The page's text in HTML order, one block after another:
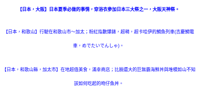
【日本，大阪】日本夏季必做的事情，穿浴衣參加日本三大祭之一，大阪天神祭。
【日本，和歌山】行駛在和歌山市～加太；粉紅指數爆錶，超萌，超卡哇伊的鯛魚列車(吉慶鯛電
車，めでたいでんしゃ)。
【日本，和歌山縣，加太市】在地超值美食，滿幸商店；比臉還大的巨無霸海鮮丼與堆積如山不知
該如何吃起的吻仔魚丼。